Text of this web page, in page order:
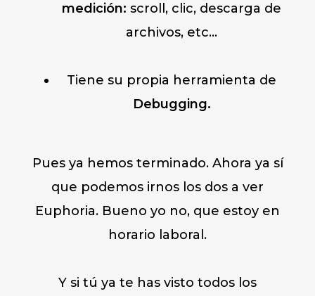
medición: scroll, clic, descarga de
archivos, etc…
Tiene su propia herramienta de
Debugging.
Pues ya hemos terminado. Ahora ya sí
que podemos irnos los dos a ver
Euphoria. Bueno yo no, que estoy en
horario laboral.
Y si tú ya te has visto todos los